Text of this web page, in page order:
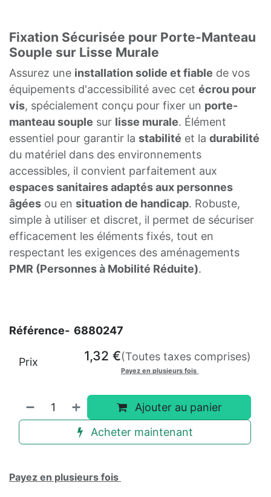
Fixation Sécurisée pour Porte-Manteau
Souple sur Lisse Murale
Assurez une installation solide et fiable de vos
équipements d'accessibilité avec cet écrou pour
vis, spécialement conçu pour fixer un porte-
manteau souple sur lisse murale. Élément
essentiel pour garantir la stabilité et la durabilité
du matériel dans des environnements
accessibles, il convient parfaitement aux
espaces sanitaires adaptés aux personnes
âgées ou en situation de handicap. Robuste,
simple à utiliser et discret, il permet de sécuriser
efficacement les éléments fixés, tout en
respectant les exigences des aménagements
PMR (Personnes à Mobilité Réduite).
Référence- 6880247
Ajouter au panier
Acheter maintenant
Prix 1,32 €(Toutes taxes comprises)
Payez en plusieurs fois
Payez en plusieurs fois